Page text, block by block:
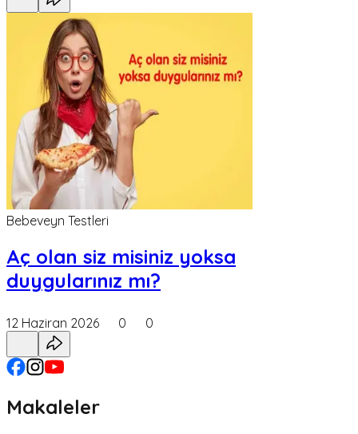
Bebeveyn Testleri
Aç olan siz misiniz yoksa
duygularınız mı?
12 Haziran 2026 0 0
Makaleler